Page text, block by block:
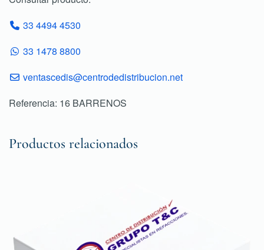
33 4494 4530
33 1478 8800
ventascedis@centrodedistribucion.net
Referencia: 16 BARRENOS
Productos relacionados